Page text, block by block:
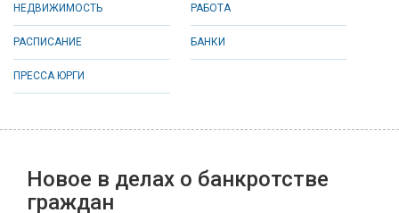
НЕДВИЖИМОСТЬ РАБОТА
РАСПИСАНИЕ БАНКИ
ПРЕССА ЮРГИ
Новое в делах о банкротстве
граждан